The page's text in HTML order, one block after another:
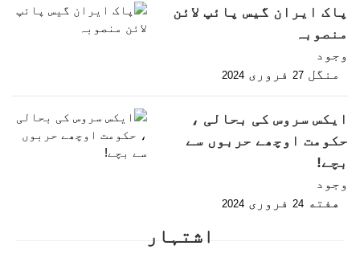
پاک ایران گیس پائپ لائن
منصوبہ
وجود
منگل 27 فروری 2024
ایکس سروس کی بحالی ،
حکومت اوچھے حربوں سے
بچے!
وجود
هفته 24 فروری 2024
اشتہار